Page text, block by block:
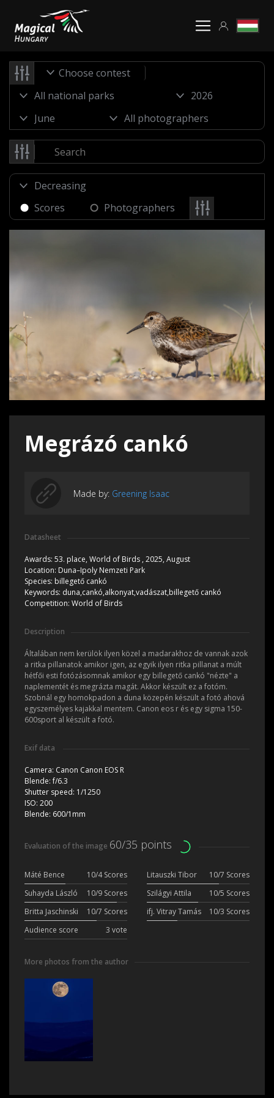
Choose contest
Scores Photographers
Megrázó cankó
Made by: Greening Isaac
Datasheet
Awards: 53. place, World of Birds , 2025, August
Location: Duna–Ipoly Nemzeti Park
Species: billegető cankó
Keywords: duna,cankó,alkonyat,vadászat,billegető cankó
Competition: World of Birds
Description
Általában nem kerülök ilyen közel a madarakhoz de vannak azok
a ritka pillanatok amikor igen, az egyik ilyen ritka pillanat a múlt
hétfői esti fotózásomnak amikor egy billegető cankó "nézte" a
naplementét és megrázta magát. Akkor készült ez a fotóm.
Szobnál egy homokpadon a duna közepén készült a fotó ahová
egyszemélyes kajakkal mentem. Canon eos r és egy sigma 150-
600sport al készült a fotó.
Exif data
Camera: Canon Canon EOS R
Blende:f/6.3
Shutter speed: 1/1250
ISO: 200
Blende: 600/1mm
Evaluation of the image 60/35 points
Máté Bence 10/4 Scores Litauszki Tibor
10/7 Scores
Suhayda László
10/9 Scores Szilágyi Attila
10/5 Scores
Britta Jaschinski
10/7 Scores ifj. Vitray Tamás
10/3 Scores
Audience score
3 vote
More photos from the author